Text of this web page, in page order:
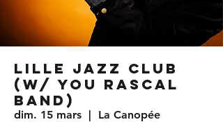
LILLE JAZZ CLUB
(w/ YOU RASCAL
BAND)
dim. 15 mars
  |
La Canopée